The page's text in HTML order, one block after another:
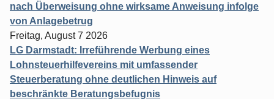
nach Überweisung ohne wirksame Anweisung infolge
von Anlagebetrug
Freitag, August 7 2026
LG Darmstadt: Irreführende Werbung eines
Lohnsteuerhilfevereins mit umfassender
Steuerberatung ohne deutlichen Hinweis auf
beschränkte Beratungsbefugnis